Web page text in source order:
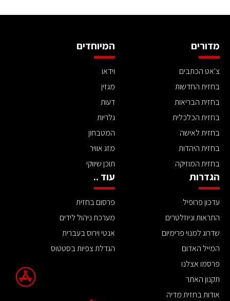
מדורים
צ'אט הכתבים
בחזית החדשות
בחזית הבריאות
בחזית הכלכלית
בחזית לאישה
בחזית היהדות
בחזית המוזיקה
המיוחדים
וידאו
מגזין
דעות
גלריות
המטבחון
מזג אוויר
תוכן שיווקי
הגדרות
עדכון פרופיל
התראות וניוזלטרים
שדרוג למנוי פרימיום
המייל האדום
פרסמו אצלנו
תקנון האתר
אודות בחזית מדיה
עוד ..
פרסום בחזית
מערכת ניהול לידים
אנטי וירוס בעברית
הגדלת צפיות בסטטוס